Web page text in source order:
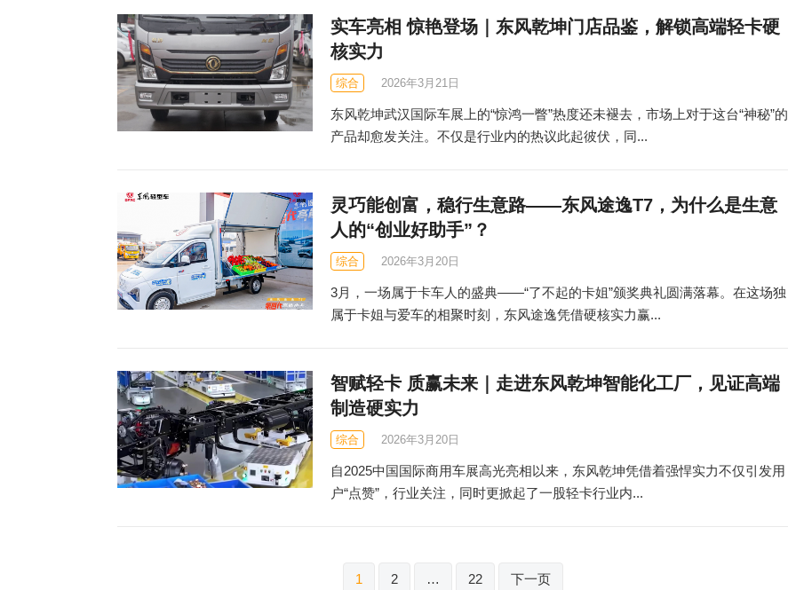
实车亮相 惊艳登场｜东风乾坤门店品鉴，解锁高端轻卡硬
核实力
综合 2026年3月21日
东风乾坤武汉国际车展上的“惊鸿一瞥”热度还未褪去，市场上对于这台“神秘”的
产品却愈发关注。不仅是行业内的热议此起彼伏，同...
灵巧能创富，稳行生意路——东风途逸T7，为什么是生意
人的“创业好助手”？
综合 2026年3月20日
3月，一场属于卡车人的盛典——“了不起的卡姐”颁奖典礼圆满落幕。在这场独
属于卡姐与爱车的相聚时刻，东风途逸凭借硬核实力赢...
智赋轻卡 质赢未来｜走进东风乾坤智能化工厂，见证高端
制造硬实力
综合 2026年3月20日
自2025中国国际商用车展高光亮相以来，东风乾坤凭借着强悍实力不仅引发用
户“点赞”，行业关注，同时更掀起了一股轻卡行业内...
1 2 … 22 下一页